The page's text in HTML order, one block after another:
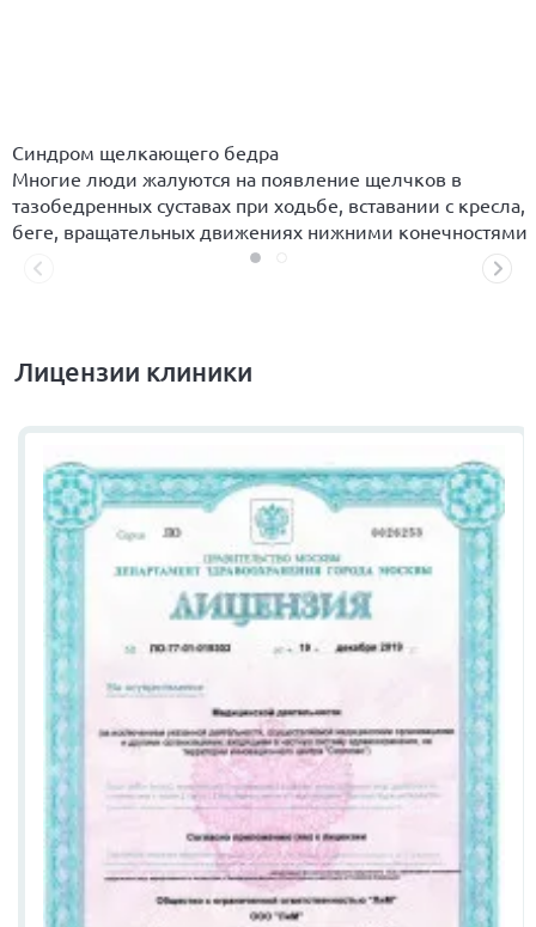
Синдром щелкающего бедра
Многие люди жалуются на появление щелчков в
тазобедренных суставах при ходьбе, вставании с кресла,
беге, вращательных движениях нижними конечностями
Лицензии клиники